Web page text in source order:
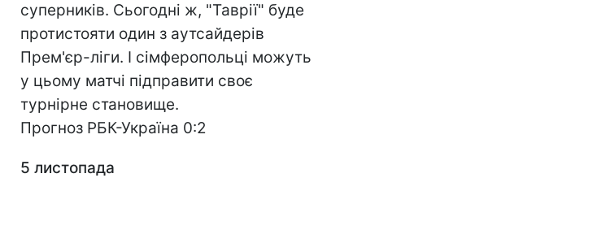
суперників. Сьогодні ж, "Таврії" буде
протистояти один з аутсайдерів
Прем'єр-ліги. І сімферопольці можуть
у цьому матчі підправити своє
турнірне становище.
Прогноз РБК-Україна 0:2
5 листопада